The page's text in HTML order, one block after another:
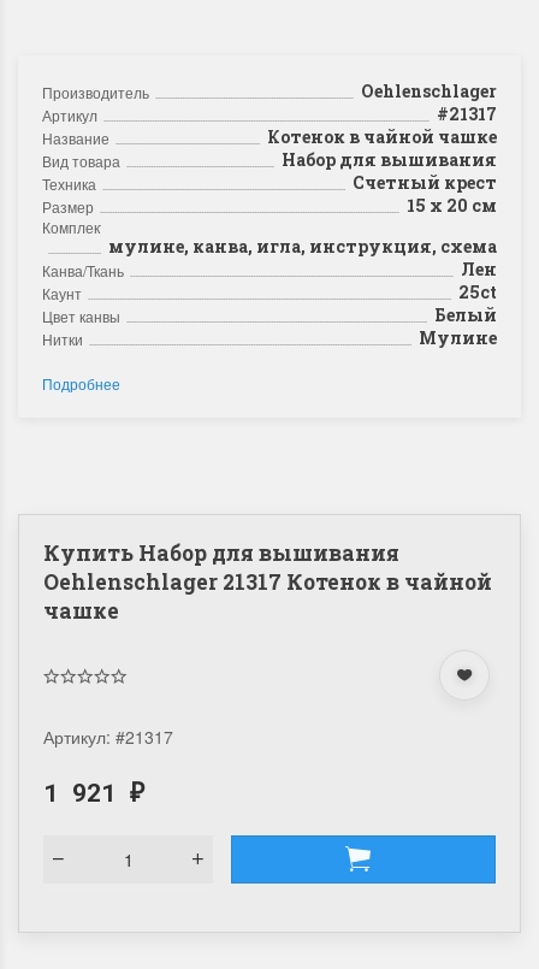
Производитель Oehlenschlager
Артикул #21317
Название Котенок в чайной чашке
Вид товара Набор для вышивания
Техника Счетный крест
Размер 15 х 20 см
Комплектация
мулине, канва, игла, инструкция, схема
Канва/Ткань Лен
Каунт 25ct
Цвет канвы Белый
Нитки Мулине
Подробнее
Купить Набор для вышивания
Oehlenschlager 21317 Котенок в чайной
чашке
Артикул: #21317
1 921 ₽